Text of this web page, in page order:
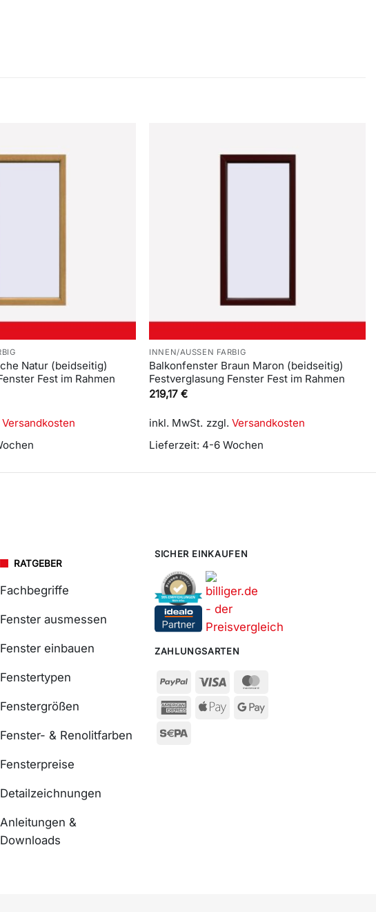
Natur (beidseitig)
Fest im Rahmen
Versandkosten
INNEN/AUSSEN FARBIG
Balkonfenster Braun Maron (beidseitig)
Festverglasung Fenster Fest im Rahmen
219,17€
inkl. MwSt. zzgl.Versandkosten
Lieferzeit: 4-6 Wochen
RATGEBER
Fachbegriffe
Fenster ausmessen
Fenster einbauen
Fenstertypen
Fenstergrößen
Fenster- & Renolitfarben
Fensterpreise
Detailzeichnungen
Anleitungen &
Downloads
SICHER EINKAUFEN
ZAHLUNGSARTEN